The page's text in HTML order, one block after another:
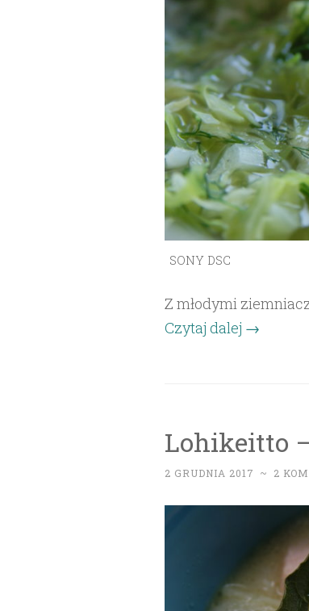
SONY DSC
Z młodymi
Czytaj dalej →
Lohikeitto
2 GRUDNIA 2017 ~ 2